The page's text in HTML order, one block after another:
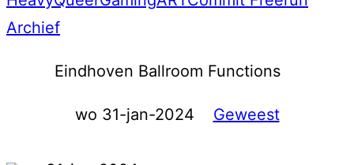
Archief
Eindhoven Ballroom Functions
wo 31-jan-2024 Geweest